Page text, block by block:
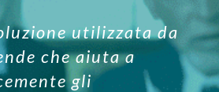
utilizzata da
che aiuta a
gli